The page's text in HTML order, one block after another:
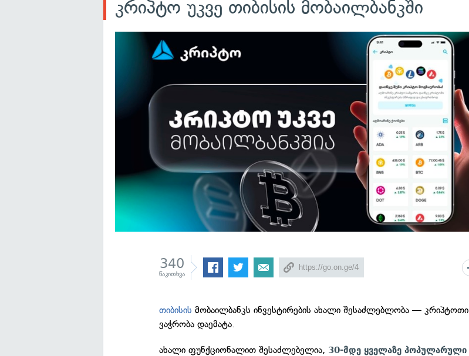
კრიპტო უკვე თიბისის მობაილბანკში
340
წაკითხვა
თიბისის მობაილბანკს ინვესტირების ახალი შესაძლებლობა — კრიპტოთი
ვაჭრობა დაემატა.
ახალი ფუნქციონალით შესაძლებელია, 30-მდე ყველაზე პოპულარული